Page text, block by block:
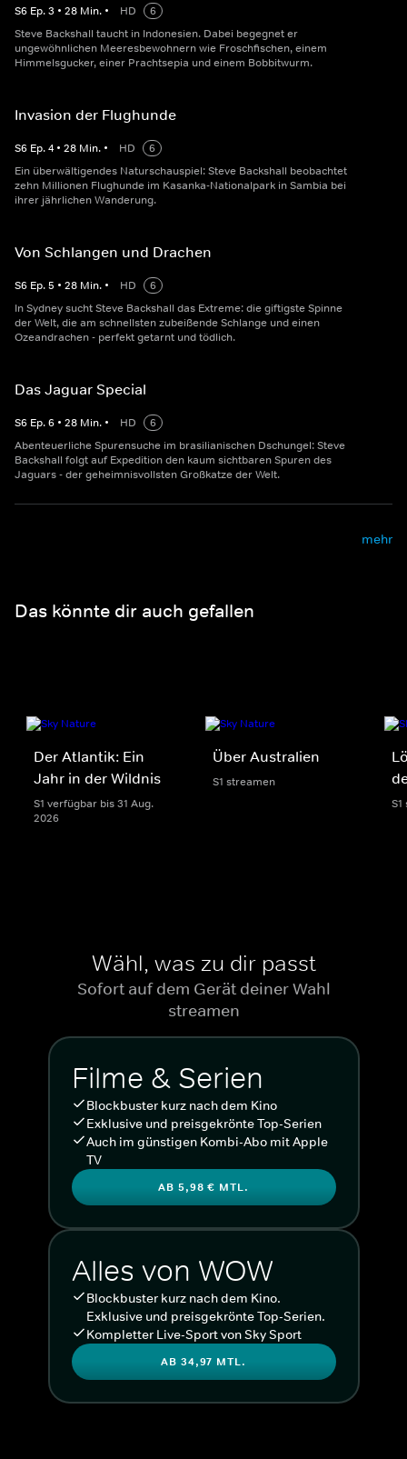
S6 Ep.3 • 28 Min. • HD
6
Steve Backshall taucht in Indonesien. Dabei begegnet er
ungewöhnlichen Meeresbewohnern wie Froschfischen, einem
Himmelsgucker, einer Prachtsepia und einem Bobbitwurm.
Invasion der Flughunde
S6 Ep.4 • 28 Min. • HD
6
Ein überwältigendes Naturschauspiel: Steve Backshall beobachtet
zehn Millionen Flughunde im Kasanka-Nationalpark in Sambia bei
ihrer jährlichen Wanderung.
Von Schlangen und Drachen
S6 Ep.5 • 28 Min. • HD
6
In Sydney sucht Steve Backshall das Extreme: die giftigste Spinne
der Welt, die am schnellsten zubeißende Schlange und einen
Ozeandrachen - perfekt getarnt und tödlich.
Das Jaguar Special
S6 Ep.6 • 28 Min. • HD
6
Abenteuerliche Spurensuche im brasilianischen Dschungel: Steve
Backshall folgt auf Expedition den kaum sichtbaren Spuren des
Jaguars - der geheimnisvollsten Großkatze der Welt.
mehr
Das könnte dir auch gefallen
Der Atlantik: Ein
Jahr in der Wildnis
S1 verfügbar bis 31 Aug.
2026
Über Australien
S1 streamen
Wähl, was zu dir passt
Sofort auf dem Gerät deiner Wahl
streamen
Filme & Serien
Blockbuster kurz nach dem Kino
Exklusive und preisgekrönte Top-Serien
Auch im günstigen Kombi-Abo mit Apple
TV
AB 5,98 € MTL.
Alles von WOW
Blockbuster kurz nach dem Kino.
Exklusive und preisgekrönte Top-Serien.
Kompletter Live-Sport von Sky Sport
AB 34,97 MTL.